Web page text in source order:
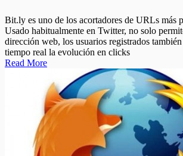
Bit.ly es uno de los acortadores de URLs más
Usado habitualmente en Twitter, no solo
dirección web, los usuarios registrados
tiempo real la evolución en clicks
Read More